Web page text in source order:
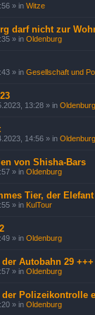
» in Witze
darf nicht zur
» in Oldenburg
» in Gesellschaft und
13:28 » in Oldenburg
14:56 » in Oldenburg
von Shisha-Bars
» in Oldenburg
Tier, der
» in KulTour
» in Oldenburg
Autobahn 29
» in Oldenburg
Polizeikontrolle
» in Oldenburg